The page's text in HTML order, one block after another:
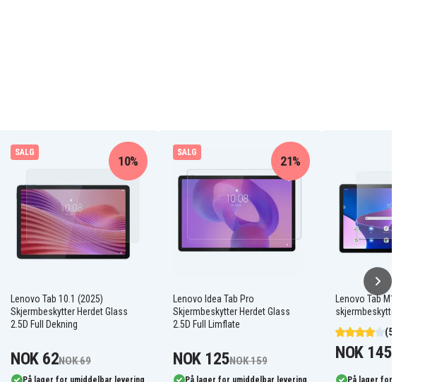
SALG
Lenovo Tab 10.1 (2025)
Skjermbeskytter Herdet Glass
2.5D Full Dekning
10%
NOK 62NOK 69
På lager for umiddelbar levering
SALG
Lenovo Idea Tab Pro
Skjermbeskytter Herdet Glass
2.5D Full Limflate
21%
NOK 125NOK 159
På lager for umiddelbar levering
Lenovo Tab M10 (Gen
skjermbeskytter -
(5)
NOK 145
På lager for